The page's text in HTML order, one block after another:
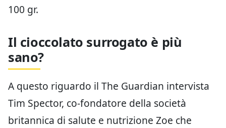
100 gr.
Il cioccolato surrogato è più
sano?
A questo riguardo il The Guardian intervista
Tim Spector, co-fondatore della società
britannica di salute e nutrizione Zoe che